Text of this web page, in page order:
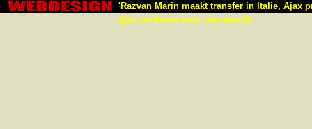
'Razvan Marin maakt transfer in Italie, Ajax
Ajax profiteert mee' verzameld!